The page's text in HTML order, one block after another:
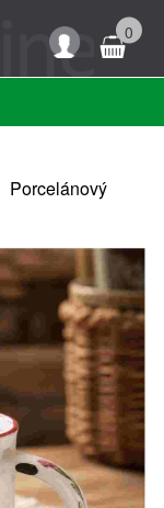
0
Porcelánový